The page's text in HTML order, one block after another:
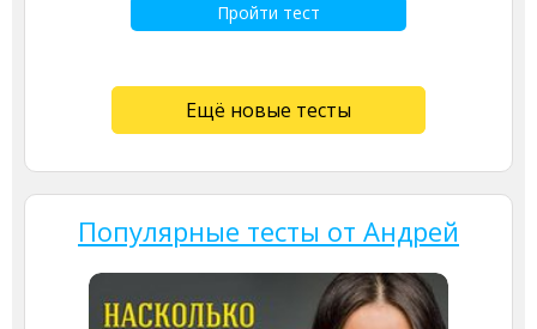
Пройти тест
Ещё новые тесты
Популярные тесты от Андрей